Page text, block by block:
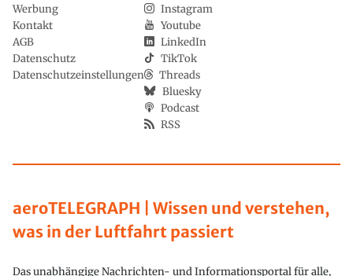
aeroTELEGRAPH | Wissen und verstehen,
was in der Luftfahrt passiert
Das unabhängige Nachrichten- und Informationsportal für alle,
Werbung
Kontakt
AGB
Datenschutz
Datenschutzeinstellungen
Instagram
Youtube
LinkedIn
TikTok
Threads
Bluesky
Podcast
RSS